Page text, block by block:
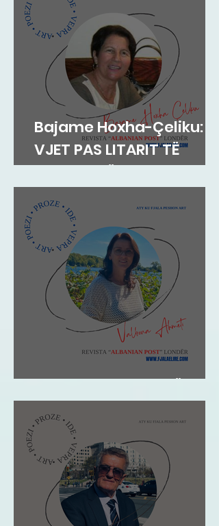
Bajame Hoxha-Çeliku: 38
VJET PAS LITARIT TË
HAVZI NELËS
Valbona Ahmeti: PËR TY